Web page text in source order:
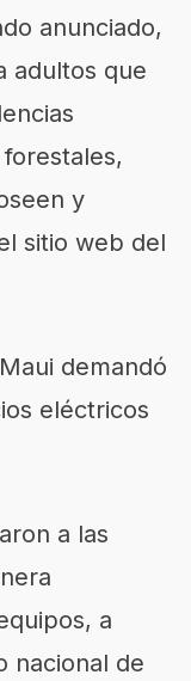
anunciado,
adultos que
y
sitio web del
demandó
eléctricos
a las
a
nacional de